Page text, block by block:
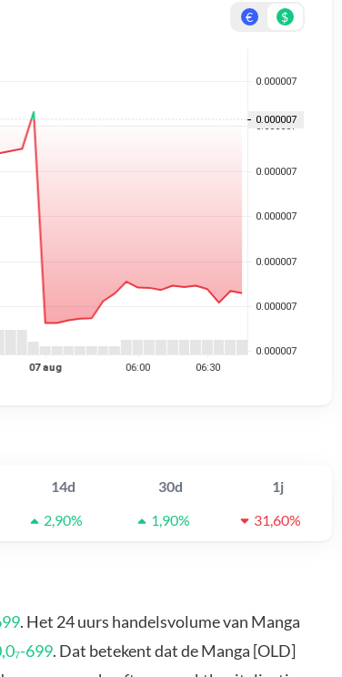
€ $
14d 30d
1j
2,90% 1,90% 31,60%
. Het 24 uurs handelsvolume van Manga
699. Dat betekent dat de Manga [OLD]